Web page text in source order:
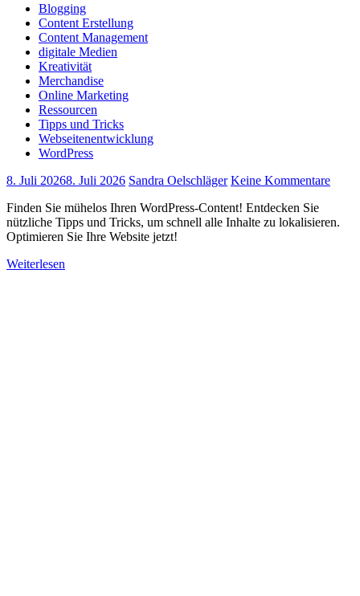
Blogging
Content Erstellung
Content Management
digitale Medien
Kreativität
Merchandise
Online Marketing
Ressourcen
Tipps und Tricks
Webseitenentwicklung
WordPress
8. Juli 20268. Juli 2026 Sandra Oelschläger Keine Kommentare
Finden Sie mühelos Ihren WordPress-Content! Entdecken Sie
nützliche Tipps und Tricks, um schnell alle Inhalte zu lokalisieren.
Optimieren Sie Ihre Website jetzt!
Weiterlesen